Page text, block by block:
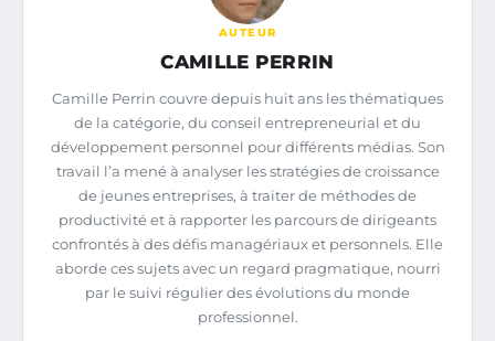
AUTEUR
CAMILLE PERRIN
Camille Perrin couvre depuis huit ans les thématiques
de la catégorie, du conseil entrepreneurial et du
développement personnel pour différents médias. Son
travail l’a mené à analyser les stratégies de croissance
de jeunes entreprises, à traiter de méthodes de
productivité et à rapporter les parcours de dirigeants
confrontés à des défis managériaux et personnels. Elle
aborde ces sujets avec un regard pragmatique, nourri
par le suivi régulier des évolutions du monde
professionnel.